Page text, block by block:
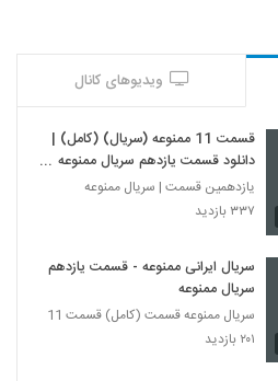
ویدیوهای کانال
قسمت 11 ممنوعه (سریال) (کامل) |
دانلود قسمت یازدهم سریال ممنوعه -
HD
یازدهمین قسمت | سریال ممنوعه
۳۳۷ بازدید
سریال ایرانی ممنوعه - قسمت یازدهم
سریال ممنوعه
سریال ممنوعه قسمت (کامل) قسمت 11
۲۰۱ بازدید